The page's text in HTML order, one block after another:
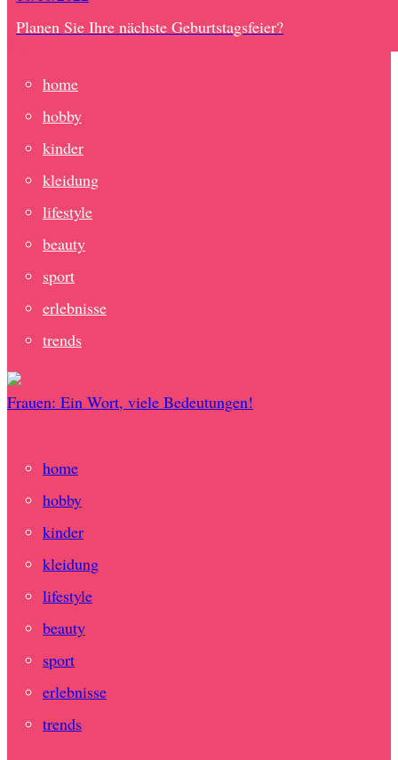
Planen Sie Ihre nächste Geburtstagsfeier?
home
hobby
kinder
kleidung
lifestyle
beauty
sport
erlebnisse
trends
Frauen: Ein Wort, viele Bedeutungen!
home
hobby
kinder
kleidung
lifestyle
beauty
sport
erlebnisse
trends